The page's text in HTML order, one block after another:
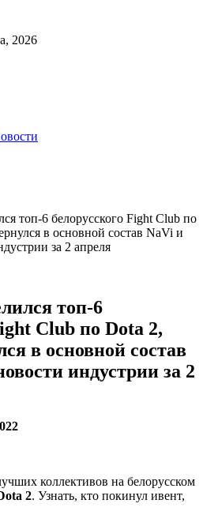
2026
топ-6 белорусского Fight Club по
в основной состав NaVi и
за 2 апреля
топ-6
Club по Dota 2,
в основной состав
индустрии за 2
коллективов на белорусском
2. Узнать, кто покинул ивент,